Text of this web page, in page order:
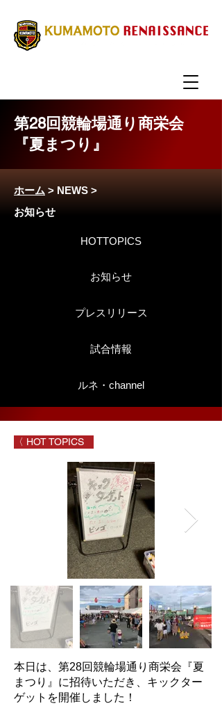
第28回競輪場通り商栄会
『夏まつり』
ホーム > NEWS >
お知らせ
HOTTOPICS
お知らせ
プレスリリース
試合情報
ルネ・channel
〈 HOT TOPICS
本日は、第28回競輪場通り商栄会『夏
まつり』に招待いただき、キックター
ゲットを開催しました！